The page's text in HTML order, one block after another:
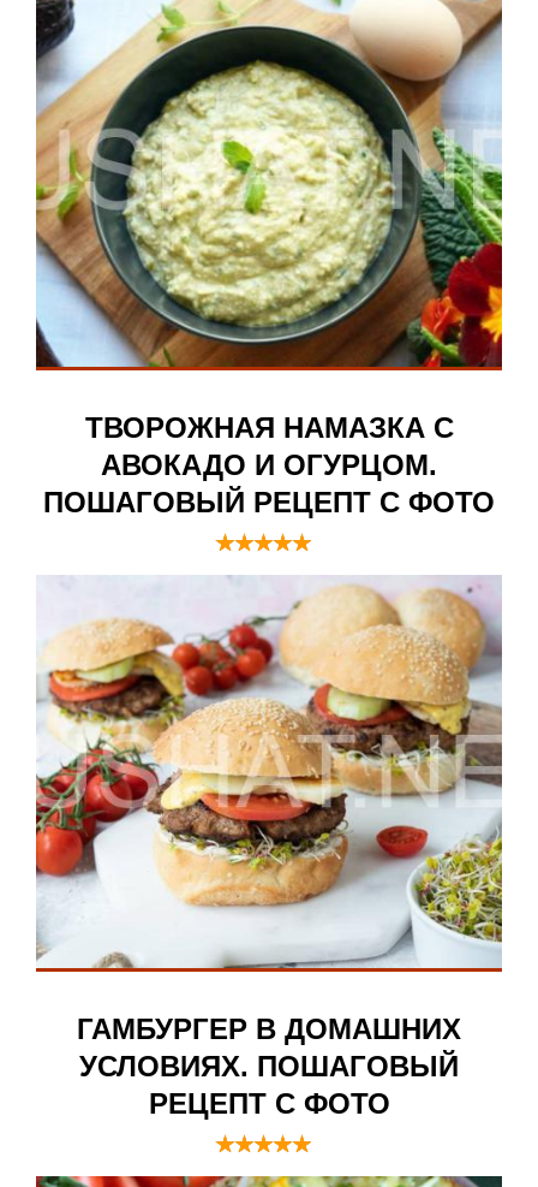
ТВОРОЖНАЯ НАМАЗКА С
АВОКАДО И ОГУРЦОМ.
ПОШАГОВЫЙ РЕЦЕПТ С ФОТО
ГАМБУРГЕР В ДОМАШНИХ
УСЛОВИЯХ. ПОШАГОВЫЙ
РЕЦЕПТ С ФОТО